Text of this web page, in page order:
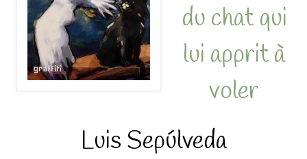
du chat qui
lui apprit à
voler
Luis Sepúlveda